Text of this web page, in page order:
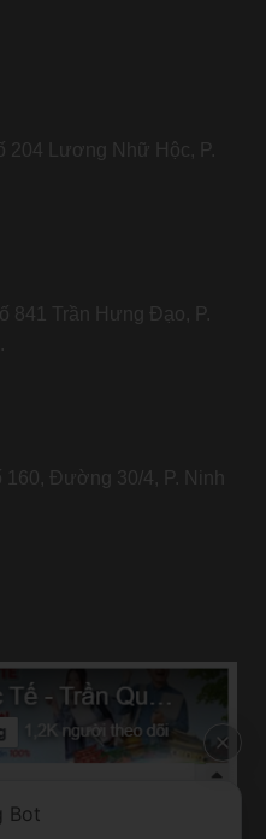
204 Lương Nhữ Hộc, P.
841 Trần Hưng Đạo, P.
160, Đường 30/4, P. Ninh
Bot